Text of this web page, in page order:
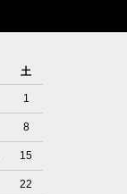
土
1
8
15
22